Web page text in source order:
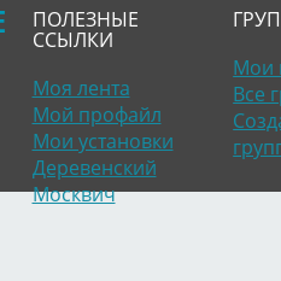
ПОЛЕЗНЫЕ
ССЫЛКИ
Моя лента
Мой профайл
Мои установки
Деревенский
Москвич
Мои
Все